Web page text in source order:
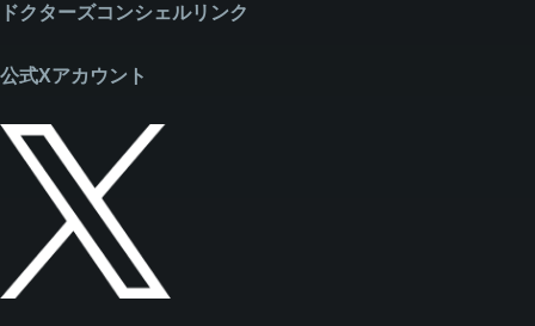
ドクターズコンシェルリンク
公式Xアカウント